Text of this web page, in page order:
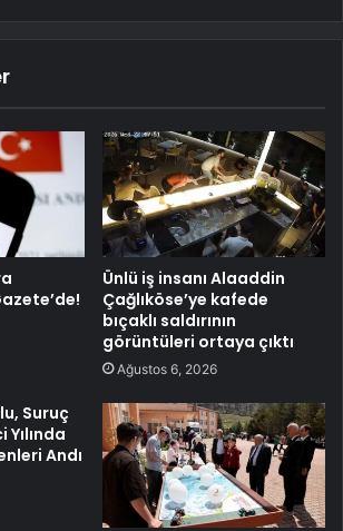
Ünlü iş insanı Alaaddin
Çağlıköse’ye kafede
bıçaklı saldırının
görüntüleri ortaya çıktı
Ağustos 6, 2026
Suruç
Yılında
Andı